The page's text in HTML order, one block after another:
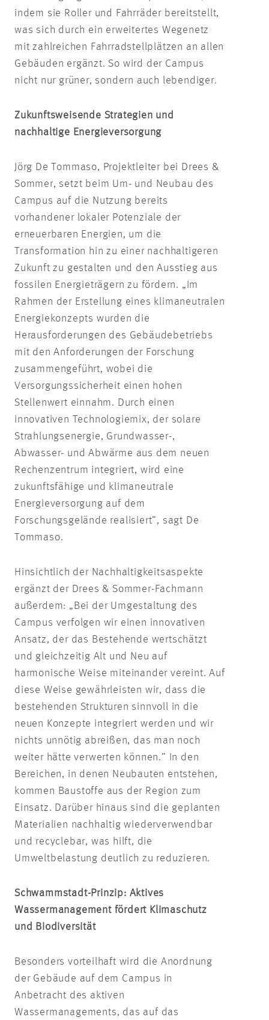
indem sie Roller und Fahrräder bereitstellt,
was sich durch ein erweitertes Wegenetz
mit zahlreichen Fahrradstellplätzen an allen
Gebäuden ergänzt. So wird der Campus
nicht nur grüner, sondern auch lebendiger.
Zukunftsweisende Strategien und
nachhaltige Energieversorgung
Jörg De Tommaso, Projektleiter bei Drees &
Sommer, setzt beim Um- und Neubau des
Campus auf die Nutzung bereits
vorhandener lokaler Potenziale der
erneuerbaren Energien, um die
Transformation hin zu einer nachhaltigeren
Zukunft zu gestalten und den Ausstieg aus
fossilen Energieträgern zu fördern. „Im
Rahmen der Erstellung eines klimaneutralen
Energiekonzepts wurden die
Herausforderungen des Gebäudebetriebs
mit den Anforderungen der Forschung
zusammengeführt, wobei die
Versorgungssicherheit einen hohen
Stellenwert einnahm. Durch einen
innovativen Technologiemix, der solare
Strahlungsenergie, Grundwasser-,
Abwasser- und Abwärme aus dem neuen
Rechenzentrum integriert, wird eine
zukunftsfähige und klimaneutrale
Energieversorgung auf dem
Forschungsgelände realisiert”, sagt De
Tommaso.
Hinsichtlich der Nachhaltigkeitsaspekte
ergänzt der Drees & Sommer-Fachmann
außerdem: „Bei der Umgestaltung des
Campus verfolgen wir einen innovativen
Ansatz, der das Bestehende wertschätzt
und gleichzeitig Alt und Neu auf
harmonische Weise miteinander vereint. Auf
diese Weise gewährleisten wir, dass die
bestehenden Strukturen sinnvoll in die
neuen Konzepte integriert werden und wir
nichts unnötig abreißen, das man noch
weiter hätte verwerten können.” In den
Bereichen, in denen Neubauten entstehen,
kommen Baustoffe aus der Region zum
Einsatz. Darüber hinaus sind die geplanten
Materialien nachhaltig wiederverwendbar
und recyclebar, was hilft, die
Umweltbelastung deutlich zu reduzieren.
Schwammstadt-Prinzip: Aktives
Wassermanagement fördert Klimaschutz
und Biodiversität
Besonders vorteilhaft wird die Anordnung
der Gebäude auf dem Campus in
Anbetracht des aktiven
Wassermanagements, das auf das